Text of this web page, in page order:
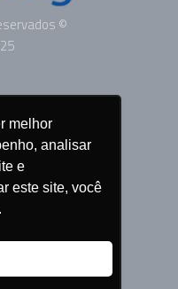
melhor
analisar
e
este site, você
©